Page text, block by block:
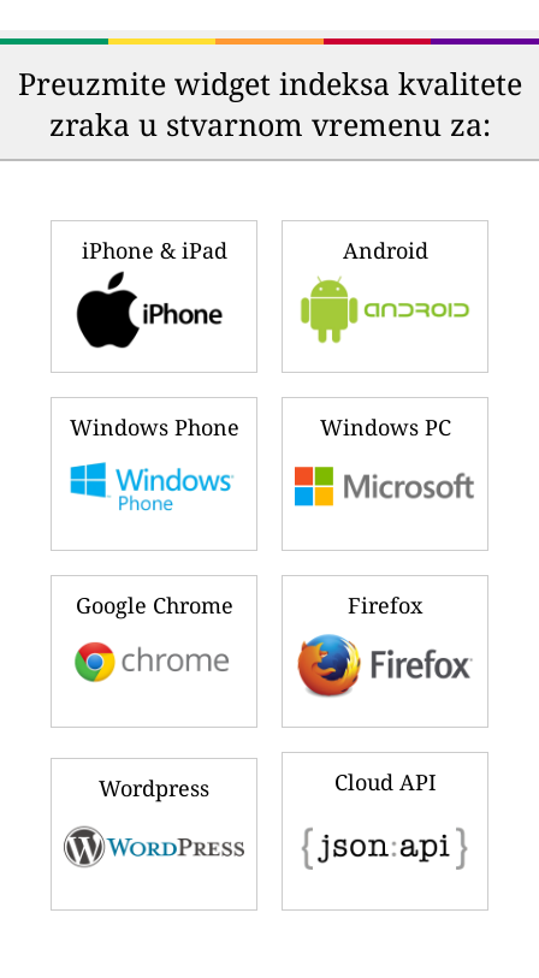
🇨🇱
🇦🇪 189
United Arab Emirates
🇿🇲 187
Zambia
🇵🇰 162
Pakistan
🇮🇩 149
Indonesia
South Africa
🇮🇳India
🇰🇼
🇲🇾
🇺🇬 124
Uganda
🇺🇸United States
🇿🇼 118
Zimbabwe
🇨🇦Canada
🇨🇳China
🇲🇿Mozambique
🇵🇸
Ranking updated prije par sekundi(10. aug. 2026 4:31)
Preuzmite widget indeksa kvalitete
zraka u stvarnom vremenu za:
iPhone & iPad Android
Windows Phone Windows PC